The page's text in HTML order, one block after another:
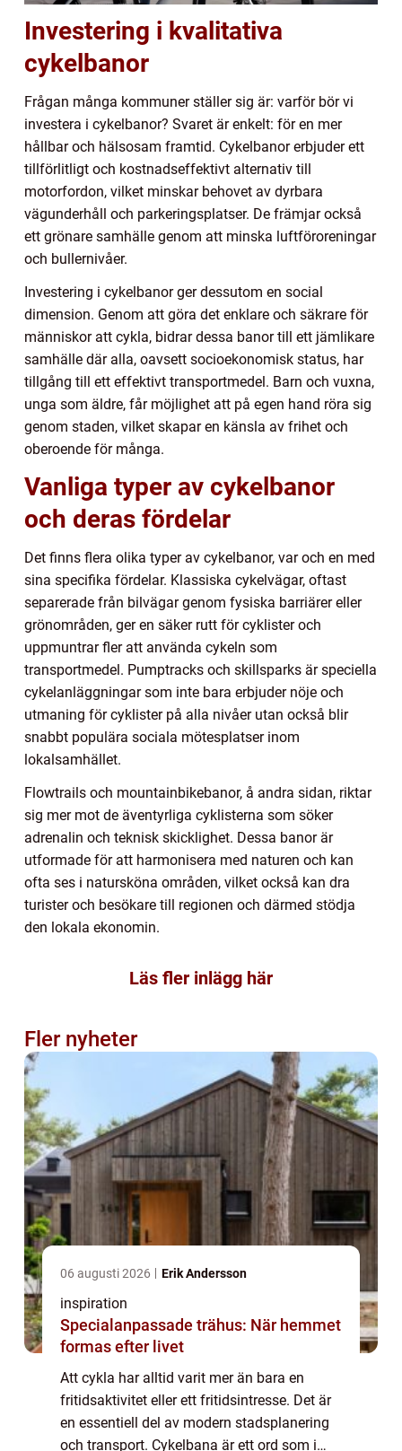
Investering i kvalitativa
cykelbanor
Frågan många kommuner ställer sig är: varför bör vi
investera i cykelbanor? Svaret är enkelt: för en mer
hållbar och hälsosam framtid. Cykelbanor erbjuder ett
tillförlitligt och kostnadseffektivt alternativ till
motorfordon, vilket minskar behovet av dyrbara
vägunderhåll och parkeringsplatser. De främjar också
ett grönare samhälle genom att minska luftföroreningar
och bullernivåer.
Investering i cykelbanor ger dessutom en social
dimension. Genom att göra det enklare och säkrare för
människor att cykla, bidrar dessa banor till ett jämlikare
samhälle där alla, oavsett socioekonomisk status, har
tillgång till ett effektivt transportmedel. Barn och vuxna,
unga som äldre, får möjlighet att på egen hand röra sig
genom staden, vilket skapar en känsla av frihet och
oberoende för många.
Vanliga typer av cykelbanor
och deras fördelar
Det finns flera olika typer av cykelbanor, var och en med
sina specifika fördelar. Klassiska cykelvägar, oftast
separerade från bilvägar genom fysiska barriärer eller
grönområden, ger en säker rutt för cyklister och
uppmuntrar fler att använda cykeln som
transportmedel. Pumptracks och skillsparks är speciella
cykelanläggningar som inte bara erbjuder nöje och
utmaning för cyklister på alla nivåer utan också blir
snabbt populära sociala mötesplatser inom
lokalsamhället.
Flowtrails och mountainbikebanor, å andra sidan, riktar
sig mer mot de äventyrliga cyklisterna som söker
adrenalin och teknisk skicklighet. Dessa banor är
utformade för att harmonisera med naturen och kan
ofta ses i natursköna områden, vilket också kan dra
turister och besökare till regionen och därmed stödja
den lokala ekonomin.
Läs fler inlägg här
Fler nyheter
06 augusti 2026 Erik Andersson
inspiration
Specialanpassade trähus: När hemmet
formas efter livet
Att cykla har alltid varit mer än bara en
fritidsaktivitet eller ett fritidsintresse. Det är
en essentiell del av modern stadsplanering
och transport. Cykelbana är ett ord som i